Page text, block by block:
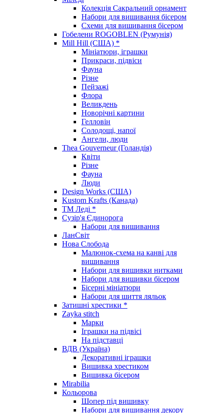
Колекція Сакральний орнамент
Набори для вишивання бісером
Схеми для вишивання бісером
Гобелени ROGOBLEN (Румунія)
Mill Hill (США) *
Мініатюри, іграшки
Прикраси, підвіси
Фауна
Різне
Пейзажі
Флора
Великдень
Новорічні картини
Гелловін
Солодощі, напої
Ангели, люди
Thea Gouverneur (Голандія)
Квіти
Різне
Фауна
Люди
Design Works (США)
Kustom Krafts (Канада)
ТМ Леді *
Сузір'я Єдинорога
Набори для вишивання
ЛанСвіт
Нова Слобода
Малюнок-схема на канві для
вишивання
Набори для вишивки нитками
Набори для вишивки бісером
Бісерні мініатюри
Набори для шиття ляльок
Затишні хрестики *
Zayka stitch
Марки
Іграшки на підвісі
На підставці
ВДВ (Україна)
Декоративні іграшки
Вишивка хрестиком
Вишивка бісером
Mirabilia
Кольорова
Шопер під вишивку
Набори для вишивання декору